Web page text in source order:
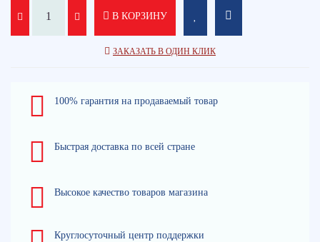
В КОРЗИНУ
ЗАКАЗАТЬ В ОДИН КЛИК
100% гарантия на продаваемый товар
Быстрая доставка по всей стране
Высокое качество товаров магазина
Круглосуточный центр поддержки